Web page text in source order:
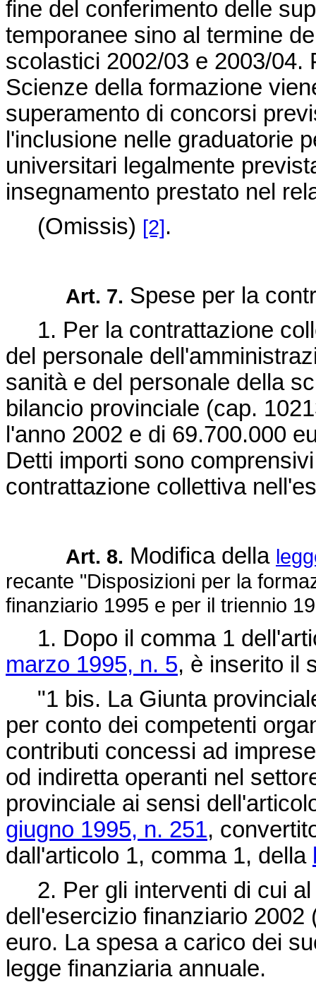
fine del conferimento delle
temporanee sino al termine
scolastici 2002/03 e 2003/04.
Scienze della formazione
superamento di concorsi
l'inclusione nelle graduatorie
universitari legalmente
insegnamento prestato nel
(Omissis) [2].
Art. 7. Spese per la
1. Per la contrattazione
del personale
sanità e del personale della
bilancio provinciale (cap.
l'anno 2002 e di 69.700.000
Detti importi sono
contrattazione collettiva
Art. 8. Modifica della
recante "Disposizioni per la
finanziario 1995 e per il triennio
1. Dopo il comma 1
marzo 1995, n. 5, è inserito il
"1 bis. La Giunta
per conto dei competenti
contributi concessi ad
od indiretta operanti nel
provinciale ai sensi
giugno 1995, n. 251,
dall'articolo 1, comma 1, della
2. Per gli interventi di cui al
dell'esercizio finanziario
euro. La spesa a carico dei
legge finanziaria annuale.